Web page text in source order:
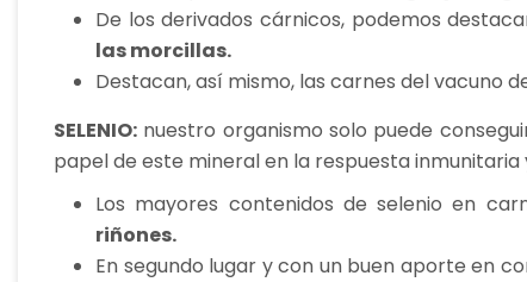
De los derivados cárnicos, podemos
las morcillas.
Destacan, así mismo, las carnes del vacuno
SELENIO: nuestro organismo solo puede
papel de este mineral en la respuesta
Los mayores contenidos de selenio en
riñones.
En segundo lugar y con un buen aporte en